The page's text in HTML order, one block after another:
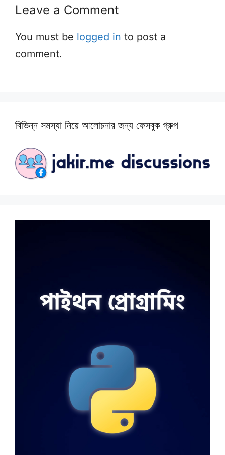
Leave a Comment
You must be logged in to post a
comment.
বিভিন্ন সমস্যা নিয়ে আলোচনার জন্য ফেসবুক গ্রুপ